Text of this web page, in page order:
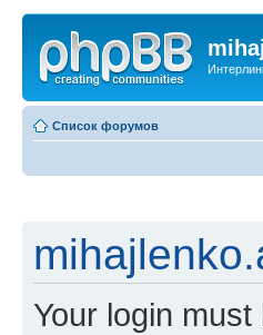
Список форумов
Your login